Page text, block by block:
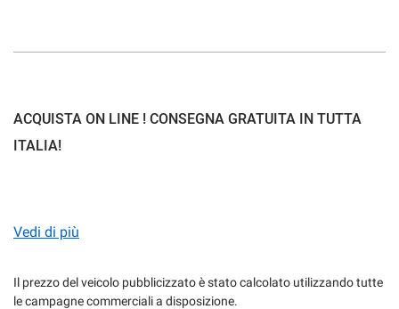
ACQUISTA ON LINE ! CONSEGNA GRATUITA IN TUTTA
ITALIA!
COSI SEMPLICE:
Vedi di più
Il prezzo del veicolo pubblicizzato è stato calcolato utilizzando tutte
le campagne commerciali a disposizione.
cookie
policy